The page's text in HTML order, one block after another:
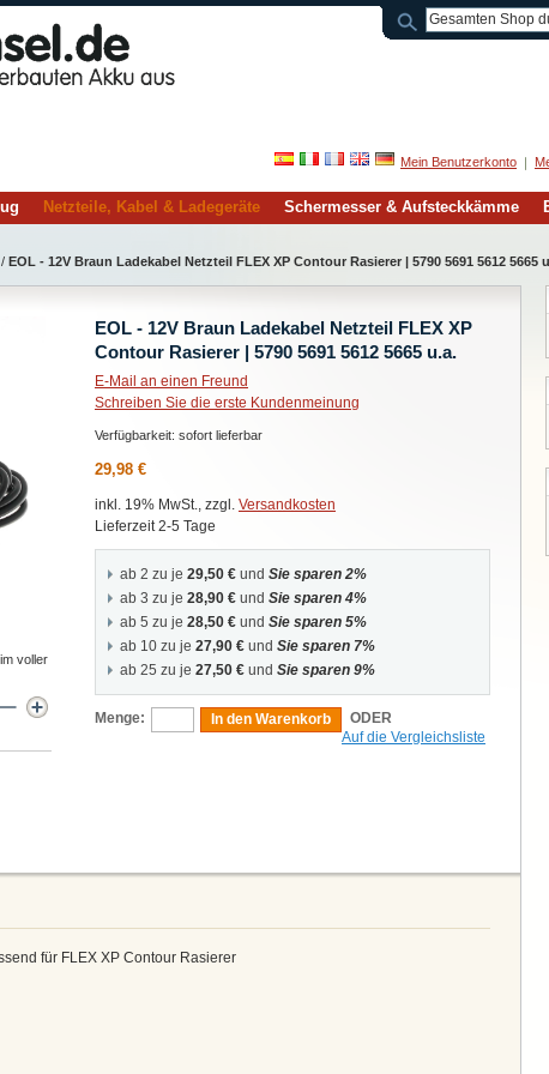
Mein Benutzerkonto
Netzteile, Kabel & Ladegeräte Schermesser & Aufsteckkämme
/ EOL - 12V Braun Ladekabel Netzteil FLEX XP Contour Rasierer | 5790 5691 5612 5665
EOL - 12V Braun Ladekabel Netzteil FLEX XP
Contour Rasierer | 5790 5691 5612 5665 u.a.
E-Mail an einen Freund
Schreiben Sie die erste Kundenmeinung
Verfügbarkeit: sofort lieferbar
29,98 €
inkl. 19% MwSt., zzgl. Versandkosten
Lieferzeit 2-5 Tage
ab 2 zu je 29,50 € und Sie sparen 2%
ab 3 zu je 28,90 € und Sie sparen 4%
ab 5 zu je 28,50 € und Sie sparen 5%
ab 10 zu je 27,90 € und Sie sparen 7%
ab 25 zu je 27,50 € und Sie sparen 9%
Menge: In den Warenkorb
ODER
Auf die Vergleichsliste
voller
für FLEX XP Contour Rasierer